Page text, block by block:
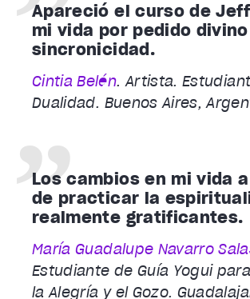
Apareció el curso de
mi vida por pedido
sincronicidad.
Cintia Belén. Artista.
Dualidad. Buenos Aires,
Los cambios en mi vida
de practicar la
realmente gratificantes.
María Guadalupe Navarro
Estudiante de Guía Yogui
la Alegría y el Gozo.